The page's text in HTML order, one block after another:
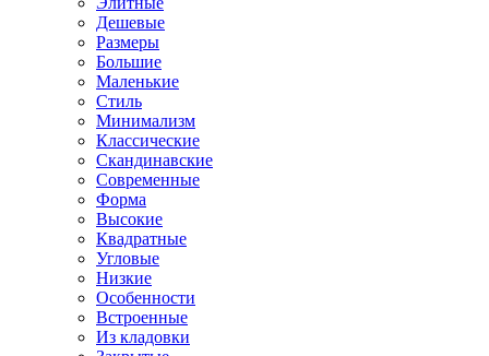
Дешевые
Размеры
Большие
Маленькие
Стиль
Минимализм
Классические
Скандинавские
Современные
Форма
Высокие
Квадратные
Угловые
Низкие
Особенности
Встроенные
Из кладовки